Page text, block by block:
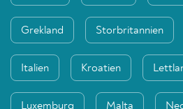
Grekland Storbritannien
Italien Kroatien
Luxemburg Malta